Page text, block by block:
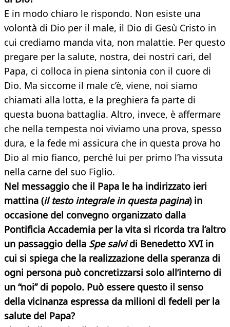
E in modo chiaro le rispondo. Non esiste una
volontà di Dio per il male, il Dio di Gesù Cristo in
cui crediamo manda vita, non malattie. Per questo
pregare per la salute, nostra, dei nostri cari, del
Papa, ci colloca in piena sintonia con il cuore di
Dio. Ma siccome il male c’è, viene, noi siamo
chiamati alla lotta, e la preghiera fa parte di
questa buona battaglia. Altro, invece, è affermare
che nella tempesta noi viviamo una prova, spesso
dura, e la fede mi assicura che in questa prova ho
Dio al mio fianco, perché lui per primo l’ha vissuta
nella carne del suo Figlio.
Nel messaggio che il Papa le ha indirizzato ieri
mattina (il testo integrale in questa pagina) in
occasione del convegno organizzato dalla
Pontificia Accademia per la vita si ricorda tra l’altro
un passaggio della Spe salvidi Benedetto XVI in
cui si spiega che la realizzazione della speranza di
ogni persona può concretizzarsi solo all’interno di
un “noi” di popolo. Può essere questo il senso
della vicinanza espressa da milioni di fedeli per la
salute del Papa?